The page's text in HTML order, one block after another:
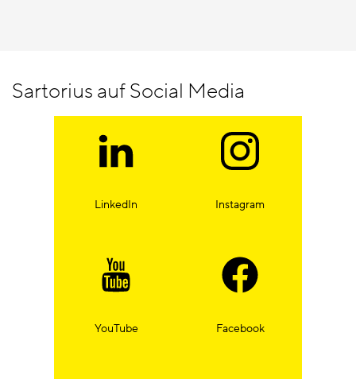
Sartorius auf Social Media
LinkedIn Instagram
YouTube Facebook